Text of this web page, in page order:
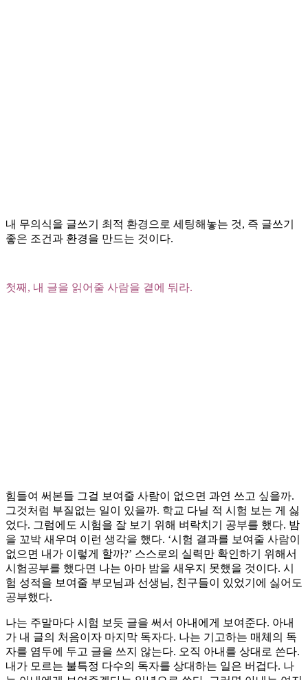
내 무의식을 글쓰기 최적 환경으로 세팅해놓는 것, 즉 글쓰기
좋은 조건과 환경을 만드는 것이다.
첫째, 내 글을 읽어줄 사람을 곁에 둬라.
힘들여 써본들 그걸 보여줄 사람이 없으면 과연 쓰고 싶을까.
그것처럼 부질없는 일이 있을까. 학교 다닐 적 시험 보는 게 싫
었다. 그럼에도 시험을 잘 보기 위해 벼락치기 공부를 했다. 밤
을 꼬박 새우며 이런 생각을 했다. ‘시험 결과를 보여줄 사람이
없으면 내가 이렇게 할까?’ 스스로의 실력만 확인하기 위해서
시험공부를 했다면 나는 아마 밤을 새우지 못했을 것이다. 시
험 성적을 보여줄 부모님과 선생님, 친구들이 있었기에 싫어도
공부했다.
나는 주말마다 시험 보듯 글을 써서 아내에게 보여준다. 아내
가 내 글의 처음이자 마지막 독자다. 나는 기고하는 매체의 독
자를 염두에 두고 글을 쓰지 않는다. 오직 아내를 상대로 쓴다.
내가 모르는 불특정 다수의 독자를 상대하는 일은 버겁다. 나